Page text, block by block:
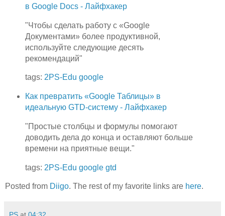
в Google Docs - Лайфхакер
"Чтобы сделать работу с «Google
Документами» более продуктивной,
используйте следующие десять
рекомендаций"
tags: 2PS-Edu google
Как превратить «Google Таблицы» в
идеальную GTD-систему - Лайфхакер
"Простые столбцы и формулы помогают
доводить дела до конца и оставляют больше
времени на приятные вещи."
tags: 2PS-Edu google gtd
Posted from Diigo. The rest of my favorite links are here.
PS at 04:32